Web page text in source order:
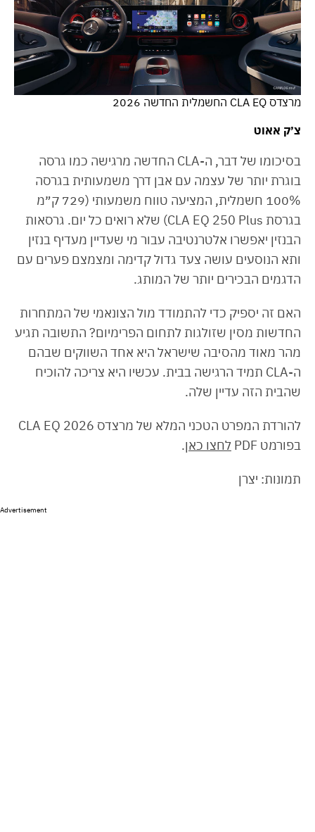
מרצדס CLA EQ החשמלית החדשה 2026
צ׳ק אאוט
בסיכומו של דבר, ה-CLA החדשה מרגישה כמו גרסה
בוגרת יותר של עצמה עם אבן דרך משמעותית בגרסה
100% חשמלית, המציעה טווח משמעותי (729 ק״מ
בגרסת CLA EQ 250 Plus) שלא רואים כל יום. גרסאות
הבנזין יאפשרו אלטרנטיבה עבור מי שעדיין מעדיף בנזין
ותא הנוסעים עושה צעד גדול קדימה ומצמצם פערים עם
הדגמים הבכירים יותר של המותג.
האם זה יספיק כדי להתמודד מול הצונאמי של המתחרות
החדשות מסין שזולגות לתחום הפרימיום? התשובה תגיע
מהר מאוד מהסיבה שישראל היא אחד השווקים שבהם
ה-CLA תמיד הרגישה בבית. עכשיו היא צריכה להוכיח
שהבית הזה עדיין שלה.
להורדת המפרט הטכני המלא של מרצדס CLA EQ 2026
בפורמט PDF
לחצו כאן.
תמונות: יצרן
Advertisement